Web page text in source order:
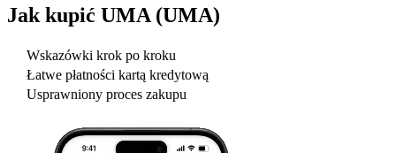
Jak kupić UMA (UMA)
Wskazówki krok po kroku
Łatwe płatności kartą kredytową
Usprawniony proces zakupu